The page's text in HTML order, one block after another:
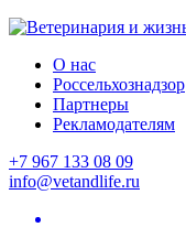
О нас
Россельхознадзор
Партнеры
Рекламодателям
+7 967 133 08 09
info@vetandlife.ru